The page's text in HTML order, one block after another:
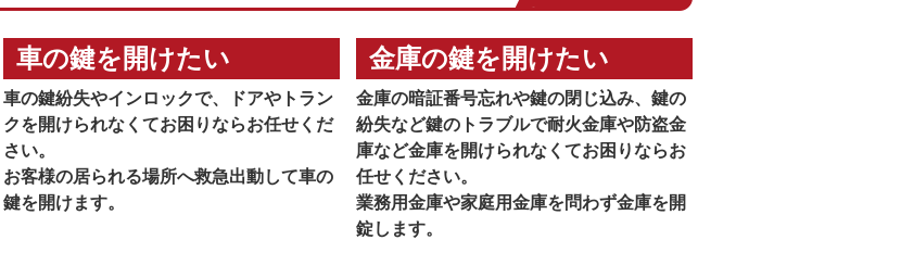
車の鍵を開けたい
車の鍵紛失やインロックで、ドアやトラン
クを開けられなくてお困りならお任せくだ
さい。
お客様の居られる場所へ救急出動して車の
鍵を開けます。
金庫の鍵を開けたい
金庫の暗証番号忘れや鍵の閉じ込み、鍵の
紛失など鍵のトラブルで耐火金庫や防盗金
庫など金庫を開けられなくてお困りならお
任せください。
業務用金庫や家庭用金庫を問わず金庫を開
錠します。